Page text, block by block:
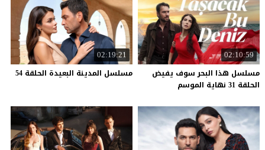
02:10:59
مسلسل هذا البحر سوف يفيض
الحلقة 31 نهاية الموسم
02:19:21
مسلسل المدينة البعيدة الحلقة 54